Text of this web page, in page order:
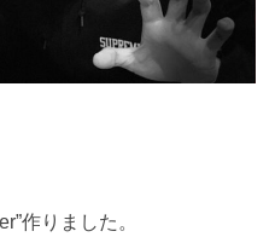
作りました。